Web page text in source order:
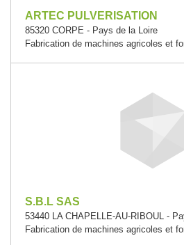
ARTEC PULVERISATION
85320 CORPE - Pays de la Loire
Fabrication de machines agricoles et
S.B.L SAS
53440 LA CHAPELLE-AU-RIBOUL -
Fabrication de machines agricoles et